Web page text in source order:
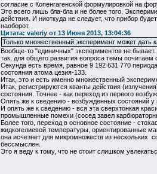
согласие с Копенгагенской формулировкой на
Это всего лишь бла-бла и не более того.
действия. И ниоткуда не следует, что прибор
наоборот.
Цитата: valeriy от 13 Июня 2013, 13:04:36
Только множественный эксперимент может дать
Вообще-то "единичных" экспериментов не бывает.
так, для общего развития вопроса темы почитаем
Секунда есть время, равное 9 192 631 770
состояния атома цезия-133.
Итак, это и есть именно множественный
Итак, регистрируются кванты действия
состояния. Точнее - как переход из первого
Опять же к сведению - возбужденных состояний у
И опять же к сведению - вся эта сверхтонкая
промышленные помехи (сосед завел
Более того, переход в основное состояние -
жидкогелиевой температуры, ориентированные
она исчезнет для микромножеств из нескольких
бессмыслен.
Это я веду к тому, что не стоит слишком